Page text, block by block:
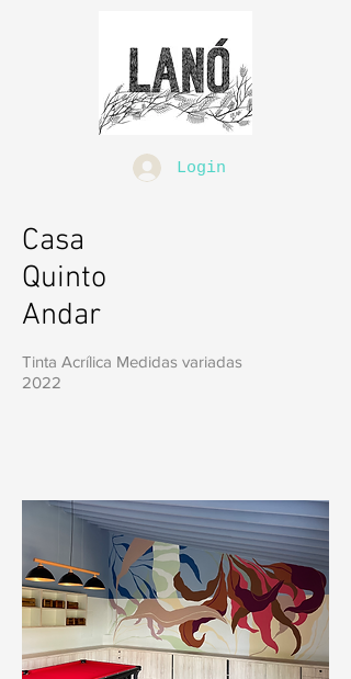
Login
Casa
Quinto
Andar
Tinta Acrílica Medidas variadas
2022